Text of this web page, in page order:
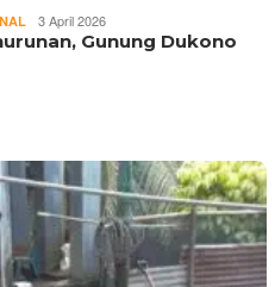
3 April 2026
Gunung Dukono